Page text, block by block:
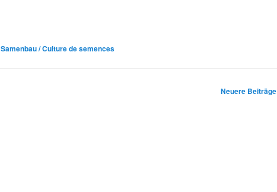
Samenbau / Culture de semences
Neuere Beiträge